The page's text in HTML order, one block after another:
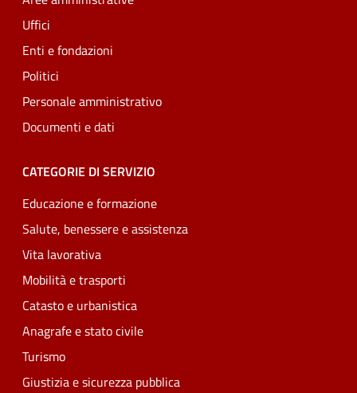
Uffici
Enti e fondazioni
Politici
Personale amministrativo
Documenti e dati
CATEGORIE DI SERVIZIO
Educazione e formazione
Salute, benessere e assistenza
Vita lavorativa
Mobilità e trasporti
Catasto e urbanistica
Anagrafe e stato civile
Turismo
Giustizia e sicurezza pubblica